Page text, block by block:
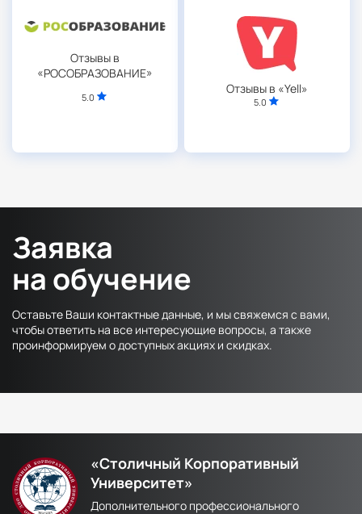
Отзывы в
«РОСОБРАЗОВАНИЕ»
5.0
Отзывы в «Yell»
5.0
Заявка
на обучение
Оставьте Ваши контактные данные, и мы свяжемся с вами,
чтобы ответить на все интересующие вопросы, а также
проинформируем о доступных акциях и скидках.
«Столичный Корпоративный
Университет»
Дополнительного профессионального